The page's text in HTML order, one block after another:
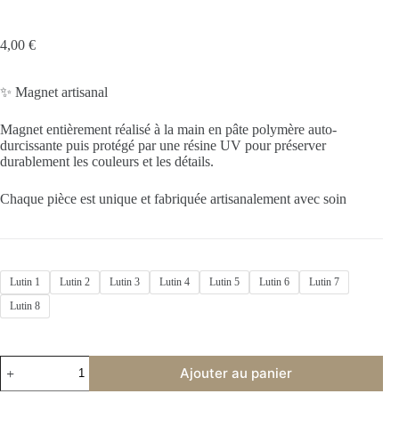
4,00 €
✨ Magnet artisanal
Magnet entièrement réalisé à la main en pâte polymère auto-
durcissante puis protégé par une résine UV pour préserver
durablement les couleurs et les détails.
Chaque pièce est unique et fabriquée artisanalement avec soin
Lutin 1 Lutin 2 Lutin 3 Lutin 4 Lutin 5 Lutin 6
Lutin 7
Lutin 8
Ajouter au panier